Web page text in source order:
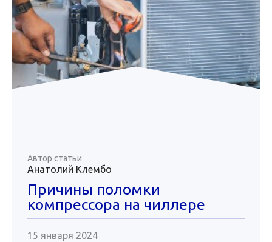
Автор статьи
Анатолий Клембо
Причины поломки
компрессора на чиллере
15 января 2024